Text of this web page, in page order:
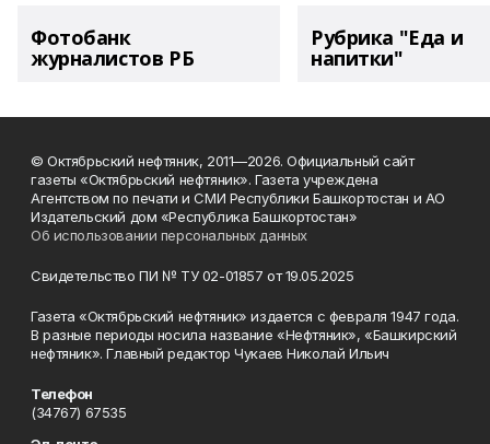
Фотобанк
журналистов РБ
Рубрика "Еда и
напитки"
© Октябрьский нефтяник, 2011—2026. Официальный сайт
газеты «Октябрьский нефтяник». Газета учреждена
Агентством по печати и СМИ Республики Башкортостан и АО
Издательский дом «Республика Башкортостан»
Об использовании персональных данных
Свидетельство ПИ № ТУ 02-01857 от 19.05.2025
Газета «Октябрьский нефтяник» издается с февраля 1947 года.
В разные периоды носила название «Нефтяник», «Башкирский
нефтяник». Главный редактор Чукаев Николай Ильич
Телефон
(34767) 67535